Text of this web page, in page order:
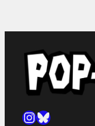
Instagram
Bluesky